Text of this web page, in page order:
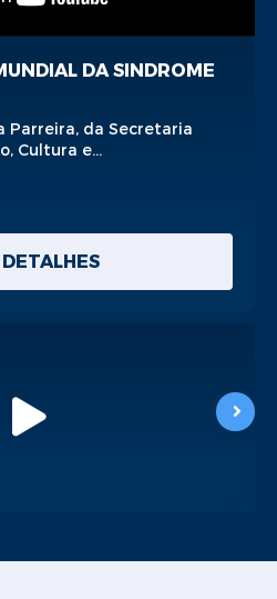
DA SINDROME
Parreira, da Secretaria
Cultura e...